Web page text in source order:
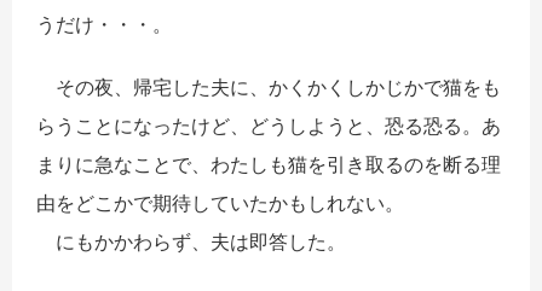
うだけ・・・。
その夜、帰宅した夫に、かくかくしかじかで猫をも
らうことになったけど、どうしようと、恐る恐る。あ
まりに急なことで、わたしも猫を引き取るのを断る理
由をどこかで期待していたかもしれない。
にもかかわらず、夫は即答した。